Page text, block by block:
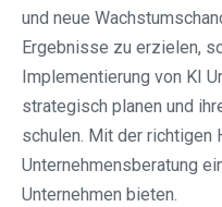
und neue
Ergebnisse zu erzielen,
Implementierung von KI
strategisch planen und
schulen. Mit der richtigen
Unternehmensberatung
Unternehmen bieten.